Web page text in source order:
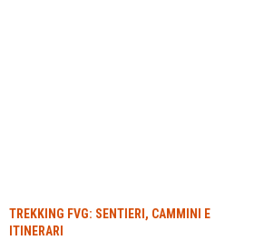
TREKKING FVG: SENTIERI, CAMMINI E
ITINERARI